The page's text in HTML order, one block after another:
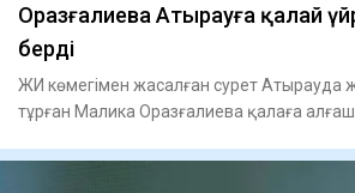
Оразғалиева Атырауға қалай
берді
ЖИ көмегімен жасалған сурет Атырауда
тұрған Малика Оразғалиева қалаға